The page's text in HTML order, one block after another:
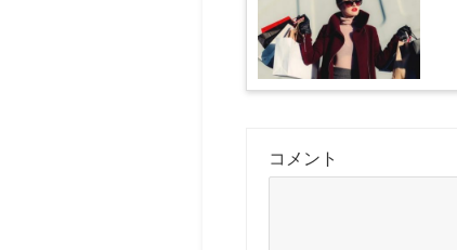
コメント